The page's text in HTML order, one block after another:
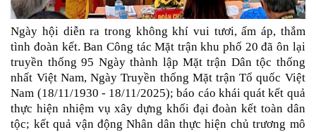
Ngày hội diễn ra trong không khí vui tươi, ấm áp, thắm
tình đoàn kết. Ban Công tác Mặt trận khu phố 20 đã ôn lại
truyền thống 95 Ngày thành lập Mặt trận Dân tộc thống
nhất Việt Nam, Ngày Truyền thống Mặt trận Tổ quốc Việt
Nam (18/11/1930 - 18/11/2025); báo cáo khái quát kết quả
thực hiện nhiệm vụ xây dựng khối đại đoàn kết toàn dân
tộc; kết quả vận động Nhân dân thực hiện chủ trương mô